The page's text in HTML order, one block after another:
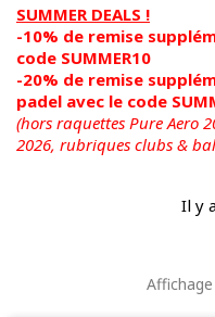
SUMMER DEALS !
-10% de remise
code SUMMER10
-20% de remise
padel avec le code
(hors raquettes Pure Aero
2026, rubriques clubs &
Il y